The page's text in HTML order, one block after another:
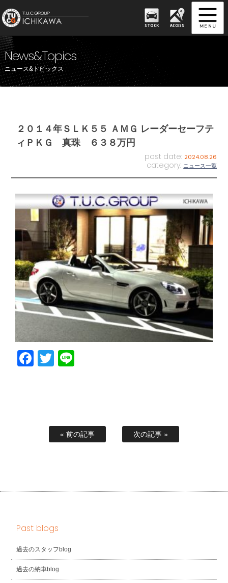
STOCK ACCESS
News&Topics
ニュース&トピックス
２０１４年ＳＬＫ５５ ＡＭＧ レーダーセーフテ
ィＰＫＧ 真珠 ６３８万円
post date: 2024.08.26
category: ニュース一覧
Facebook
Twitter
« 前の記事 次の記事 »
Past blogs
過去のスタッフblog
過去の納車blog